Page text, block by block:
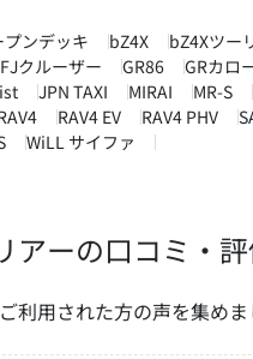
ンデッキ bZ4X
bZ4Xツー
FJクルーザー GR86
GRカロ
ist JPN TAXI MIRAI MR-S
RAV4 EV RAV4 PHV
WiLL サイファ
アーの口コミ・
利用された方の声を集めま